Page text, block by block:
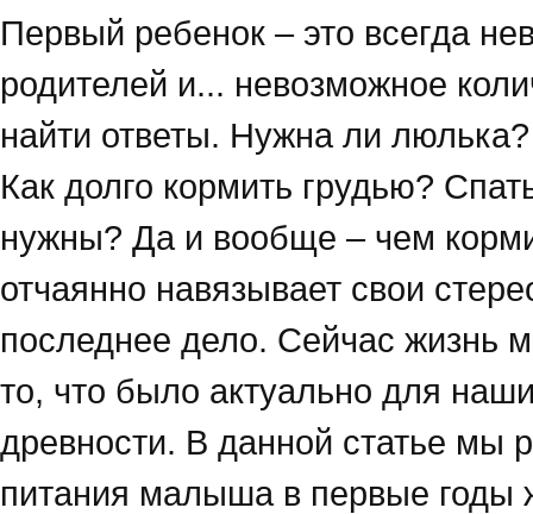
Первый ребенок – это всегда
родителей и... невозможное
найти ответы. Нужна ли
Как долго кормить грудью?
нужны? Да и вообще – чем
отчаянно навязывает свои
последнее дело. Сейчас жизнь
то, что было актуально для
древности. В данной статье мы
питания малыша в первые годы